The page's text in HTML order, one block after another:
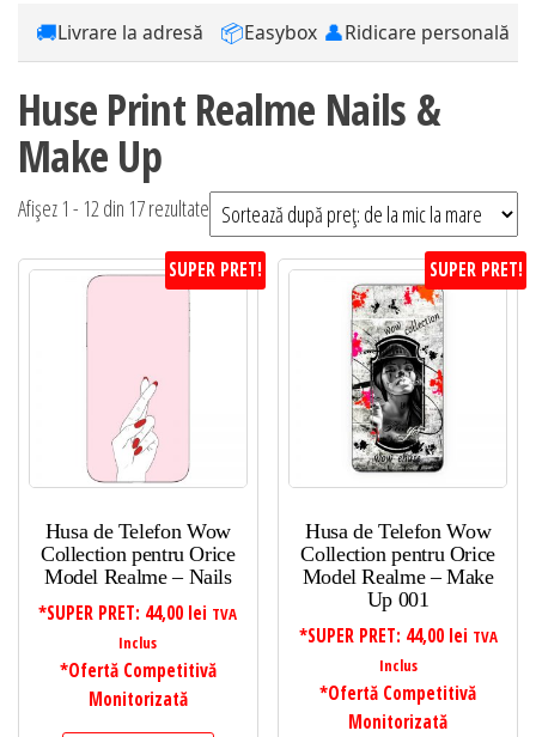
🚚Livrare la adresă 📦Easybox 👤Ridicare personală
Huse Print Realme Nails &
Make Up
Afișez 1 - 12 din 17 rezultate Sortat
după
preț:
SUPER PRET!
Husa de Telefon Wow
Collection pentru Orice
Model Realme – Nails
*SUPER PRET: 44,00 lei TVA
Inclus
*Ofertă Competitivă
Monitorizată
SUPER PRET!
Husa de Telefon Wow
Collection pentru Orice
Model Realme – Make
Up 001
*SUPER PRET: 44,00 lei TVA
Inclus
*Ofertă Competitivă
Monitorizată